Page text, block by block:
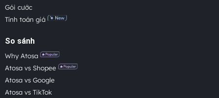
Gói cước
Tính toán giá
So sánh
Why Atosa
Atosa vs Shopee
Atosa vs Google
Atosa vs TikTok